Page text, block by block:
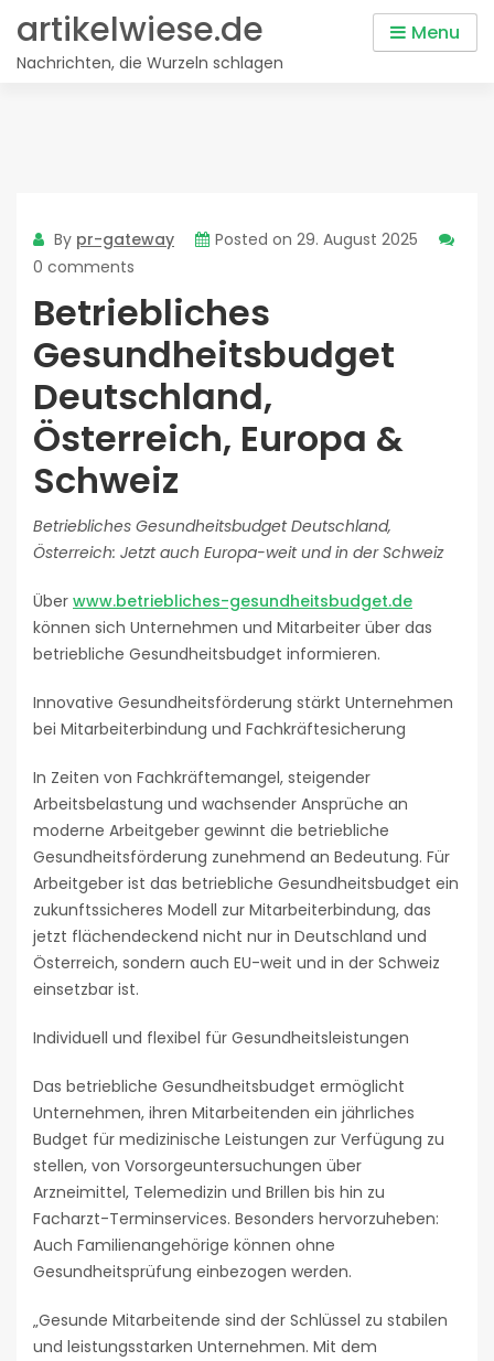
content
artikelwiese.de
Nachrichten, die Wurzeln schlagen
Menu
By pr-gateway Posted on 29. August 2025
0 comments
Betriebliches
Gesundheitsbudget
Deutschland,
Österreich, Europa &
Schweiz
Betriebliches Gesundheitsbudget Deutschland,
Österreich: Jetzt auch Europa-weit und in der Schweiz
Über www.betriebliches-gesundheitsbudget.de
können sich Unternehmen und Mitarbeiter über das
betriebliche Gesundheitsbudget informieren.
Innovative Gesundheitsförderung stärkt Unternehmen
bei Mitarbeiterbindung und Fachkräftesicherung
In Zeiten von Fachkräftemangel, steigender
Arbeitsbelastung und wachsender Ansprüche an
moderne Arbeitgeber gewinnt die betriebliche
Gesundheitsförderung zunehmend an Bedeutung. Für
Arbeitgeber ist das betriebliche Gesundheitsbudget ein
zukunftssicheres Modell zur Mitarbeiterbindung, das
jetzt flächendeckend nicht nur in Deutschland und
Österreich, sondern auch EU-weit und in der Schweiz
einsetzbar ist.
Individuell und flexibel für Gesundheitsleistungen
Das betriebliche Gesundheitsbudget ermöglicht
Unternehmen, ihren Mitarbeitenden ein jährliches
Budget für medizinische Leistungen zur Verfügung zu
stellen, von Vorsorgeuntersuchungen über
Arzneimittel, Telemedizin und Brillen bis hin zu
Facharzt-Terminservices. Besonders hervorzuheben:
Auch Familienangehörige können ohne
Gesundheitsprüfung einbezogen werden.
„Gesunde Mitarbeitende sind der Schlüssel zu stabilen
und leistungsstarken Unternehmen. Mit dem